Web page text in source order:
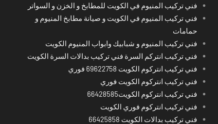
فني تركيب المنيوم في الكويت للمطابخ و الخزن و السواتر
فني تركيب المنيوم في الكويت و صيانة مطابخ المنيوم و
حمامات
فني تركيب المنيوم و شبابيك وابواب المنيوم الكويت
فني تركيب انتركم السرة فني تركيب بدالات السرة الكويت
فني تركيب انتركوم الكويت 69622758 فوري
فني تركيب انتركوم الكويت فوري
فني تركيب انتركوم الكويت66428585
فني تركيب انتركوم فوري الكويت
فني تركيب بدالات الكويت 66425858